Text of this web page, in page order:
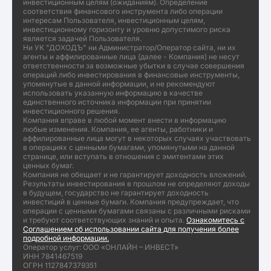
инвестиционным целям (ожиданиям). Определение
соответствия финансового инструмента либо операции
интересам Пользователя, инвестиционным целям,
инвестиционному горизонту и уровню допустимого риска
является задачей Пользователя.
Ни УК "ДОХОДЪ" ни Администратор/Оператор сайта, ни их
агенты и аффилированные лица (далее - Компания) не несут
ответственности за возможные убытки в случае совершения
операций либо инвестирования в финансовые инструменты,
упомянутые в данной информации, и не рекомендуют
использовать указанную информацию в качестве
единственного источника информации при принятии
инвестиционного решения.
Компания вправе в любой момент внести в информацию
любые изменения. Компания, ее агенты, работники и
аффилированные лица могут в некоторых случаях участвовать
в операциях с ценными бумагами, упомянутыми на данной
странице, или вступать в отношения с эмитентами этих
ценных бумаг.
Компания не обещает и не гарантирует доходность вложений.
Результаты инвестирования в прошлом не определяют доходы
в будущем, государство не гарантирует доходность
инвестиций в ценные бумаги. Компания предупреждает, что
операции с ценными бумагами связаны с различными рисками
и требуют соответствующих знаний и опыта. Ознакомитесь с
Соглашением об использовании сайта для получения более
подробной информации.
Оператор услуг: ООО «ОНЛАЙН – ИНВЕСТ»
ИНН 7841467519
ОГРН 1127847379351